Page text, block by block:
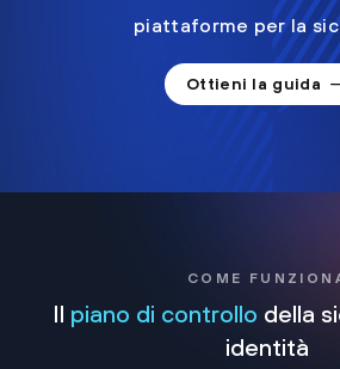
piattaforme per la
Ottieni la guida
COME
Il piano di controllo della
identità